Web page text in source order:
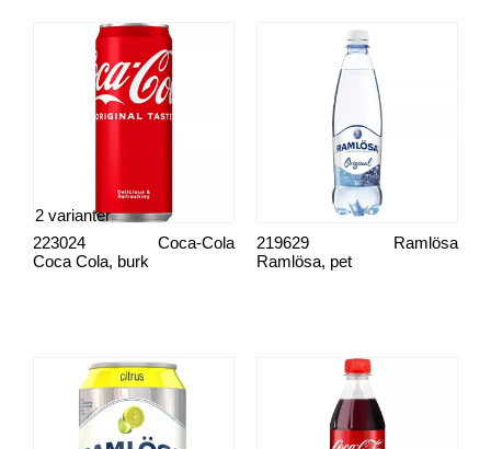
Coca Cola, burk
Coca-Cola
223024
2 varianter
Ramlösa, pet
Ramlösa
219629